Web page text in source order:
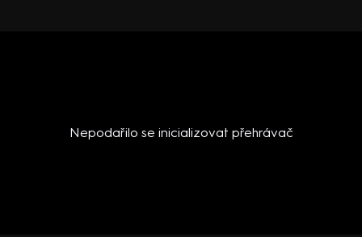
Nepodařilo se inicializovat přehrávač